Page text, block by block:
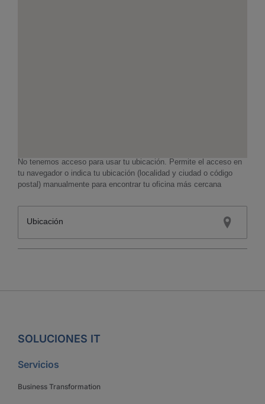
No tenemos acceso para usar tu ubicación. Permite el acceso en
tu navegador o indica tu ubicación (localidad y ciudad o código
postal) manualmente para encontrar tu oficina más cercana
Ubicación
SOLUCIONES IT
Servicios
Business Transformation